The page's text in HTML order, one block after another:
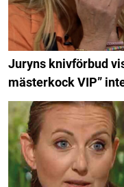
Juryns knivförbud
mästerkock VIP”